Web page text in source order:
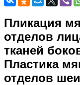
Пликация
отделов
тканей
Пластика
отделов шеи